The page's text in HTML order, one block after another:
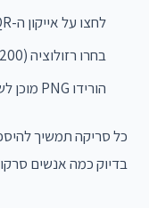
לחצו על אייקון ה-QR ליד הלינק במערכת.
בחרו רזולוציה (200 לוובי, 500 לדפוס רגיל, 1000 לגדול).
הורידו PNG מוכן לשימוש.
כל סריקה תמשיך
בדיוק כמה אנשים